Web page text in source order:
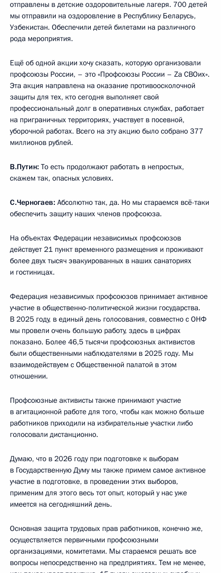
отправлены в детские оздоровительные лагеря. 700 детей
мы отправили на оздоровление в Республику Беларусь,
Узбекистан. Обеспечили детей билетами на различного
рода мероприятия.
Ещё об одной акции хочу сказать, которую организовали
профсоюзы России, – это «Профсоюзы России – Za СВОих».
Эта акция направлена на оказание противоосколочной
защиты для тех, кто сегодня выполняет свой
профессиональный долг в оперативных службах, работает
на приграничных территориях, участвует в посевной,
уборочной работах. Всего на эту акцию было собрано 377
миллионов рублей.
В.Путин: То есть продолжают работать в непростых,
скажем так, опасных условиях.
С.Черногаев: Абсолютно так, да. Но мы стараемся всё-таки
обеспечить защиту наших членов профсоюза.
На объектах Федерации независимых профсоюзов
действует 21 пункт временного размещения и проживают
более двух тысяч эвакуированных в наших санаториях
и гостиницах.
Федерация независимых профсоюзов принимает активное
участие в общественно-политической жизни государства.
В 2025 году, в единый день голосования, совместно с ОНФ
мы провели очень большую работу, здесь в цифрах
показано. Более 46,5 тысячи профсоюзных активистов
были общественными наблюдателями в 2025 году. Мы
взаимодействуем с Общественной палатой в этом
отношении.
Профсоюзные активисты также принимают участие
в агитационной работе для того, чтобы как можно больше
работников приходили на избирательные участки либо
голосовали дистанционно.
Думаю, что в 2026 году при подготовке к выборам
в Государственную Думу мы также примем самое активное
участие в подготовке, в проведении этих выборов,
применим для этого весь тот опыт, который у нас уже
имеется на сегодняшний день.
Основная защита трудовых прав работников, конечно же,
осуществляется первичными профсоюзными
организациями, комитетами. Мы стараемся решать все
вопросы непосредственно на предприятиях. Тем не менее,